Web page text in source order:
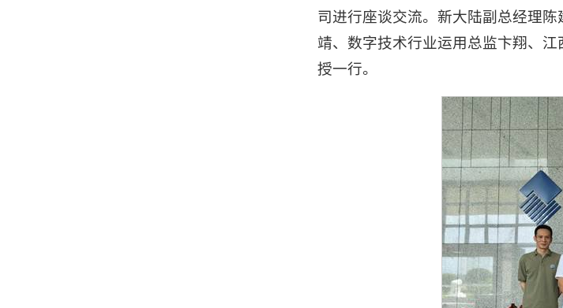
司进行座谈交流。新大陆副总经理
靖、数字技术行业运用总监卞翔、
授一行。